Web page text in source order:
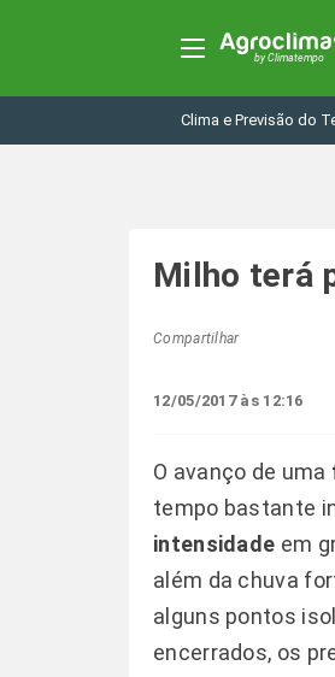
Clima e Previsão do
Milho terá
Compartilhar
12/05/2017 às 12:16
O avanço de uma
tempo bastante
intensidade em
além da chuva
alguns pontos
encerrados, os